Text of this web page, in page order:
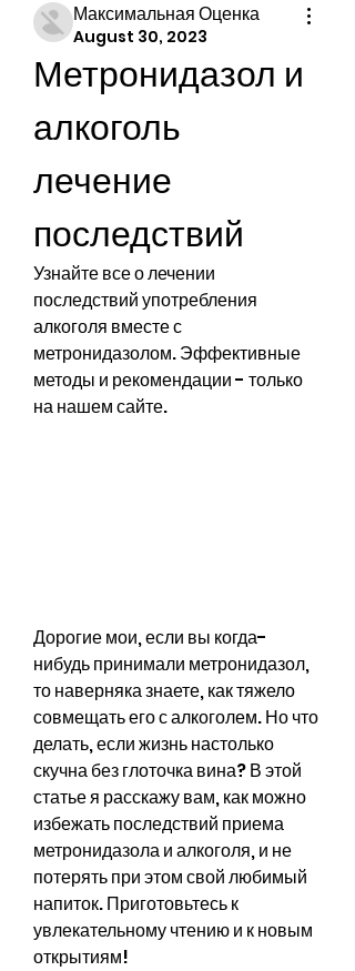
Максимальная Оценка
August 30, 2023
Метронидазол и
алкоголь
лечение
последствий
Узнайте все о лечении
последствий употребления
алкоголя вместе с
метронидазолом. Эффективные
методы и рекомендации - только
на нашем сайте.
Дорогие мои, если вы когда-
нибудь принимали метронидазол,
то наверняка знаете, как тяжело
совмещать его с алкоголем. Но что
делать, если жизнь настолько
скучна без глоточка вина? В этой
статье я расскажу вам, как можно
избежать последствий приема
метронидазола и алкоголя, и не
потерять при этом свой любимый
напиток. Приготовьтесь к
увлекательному чтению и к новым
открытиям!